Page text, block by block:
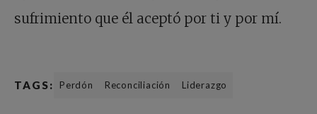
sufrimiento que él aceptó por ti y por mí.
TAGS: Perdón Reconciliación Liderazgo